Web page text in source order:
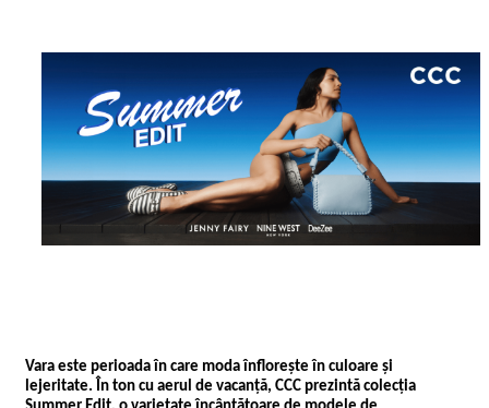
Vara este perioada în care moda înflorește în culoare și
lejeritate. În ton cu aerul de vacanță, CCC prezintă colecția